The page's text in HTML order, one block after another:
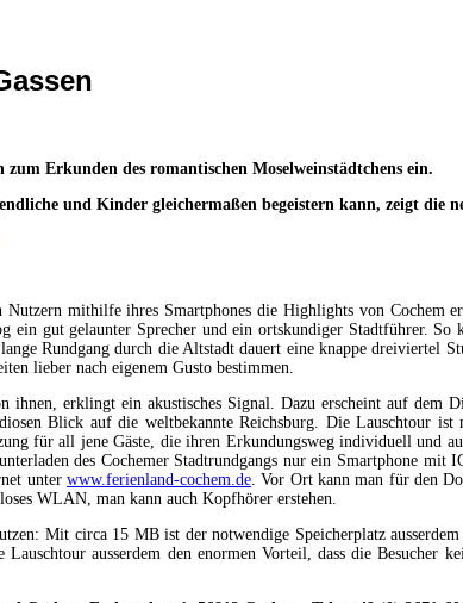
Erkunden des romantischen Moselweinstädtchens ein.
und Kinder gleichermaßen begeistern kann, zeigt
mithilfe ihres Smartphones die Highlights von Cochem
gut gelaunter Sprecher und ein ortskundiger Stadtführer.
Rundgang durch die Altstadt dauert eine knappe dreiviertel
lieber nach eigenem Gusto bestimmen.
erklingt ein akustisches Signal. Dazu erscheint auf dem
Blick auf die weltbekannte Reichsburg. Die Lauschtour
für all jene Gäste, die ihren Erkundungsweg individuell und
des Cochemer Stadtrundgangs nur ein Smartphone
unterwww.ferienland-cochem.de . Vor Ort kann man für den
WLAN, man kann auch Kopfhörer erstehen.
Mit circa 15 MB ist der notwendige Speicherplatz
ausserdem den enormen Vorteil, dass die